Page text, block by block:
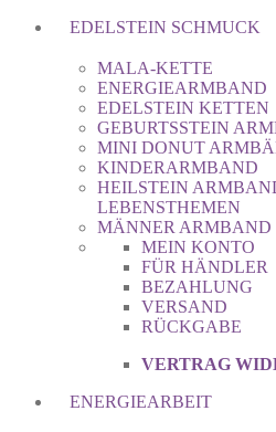
EDELSTEIN SCHMUCK
MALA-KETTE
ENERGIEARMBAND
EDELSTEIN KETTEN
GEBURTSSTEIN
MINI DONUT
KINDERARMBAND
HEILSTEIN
LEBENSTHEMEN
MÄNNER ARMBAND
MEIN KONTO
FÜR HÄNDLER
BEZAHLUNG
VERSAND
RÜCKGABE
VERTRAG
ENERGIEARBEIT